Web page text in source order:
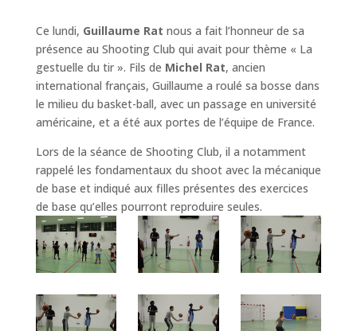
Ce lundi, Guillaume Rat nous a fait l’honneur de sa
présence au Shooting Club qui avait pour thème « La
gestuelle du tir ». Fils de Michel Rat, ancien
international français, Guillaume a roulé sa bosse dans
le milieu du basket-ball, avec un passage en université
américaine, et a été aux portes de l’équipe de France.
Lors de la séance de Shooting Club, il a notamment
rappelé les fondamentaux du shoot avec la mécanique
de base et indiqué aux filles présentes des exercices
de base qu’elles pourront reproduire seules.